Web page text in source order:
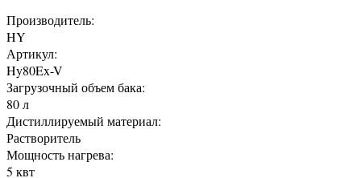
Производитель:
HY
Артикул:
Hy80Ex-V
Загрузочный объем бака:
80 л
Дистиллируемый материал:
Растворитель
Мощность нагрева:
5 квт